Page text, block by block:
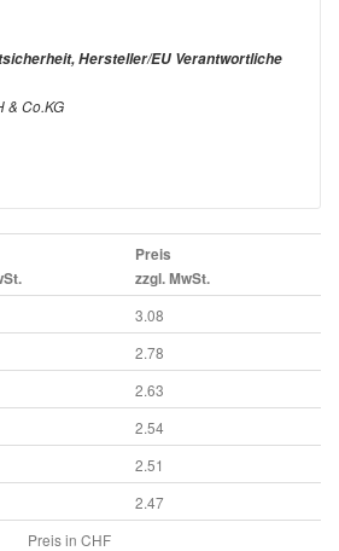
Hersteller/EU Verantwortliche
& Co.KG
Preis
zzgl. MwSt.
3.08
2.78
2.63
2.54
2.51
2.47
Preis in CHF